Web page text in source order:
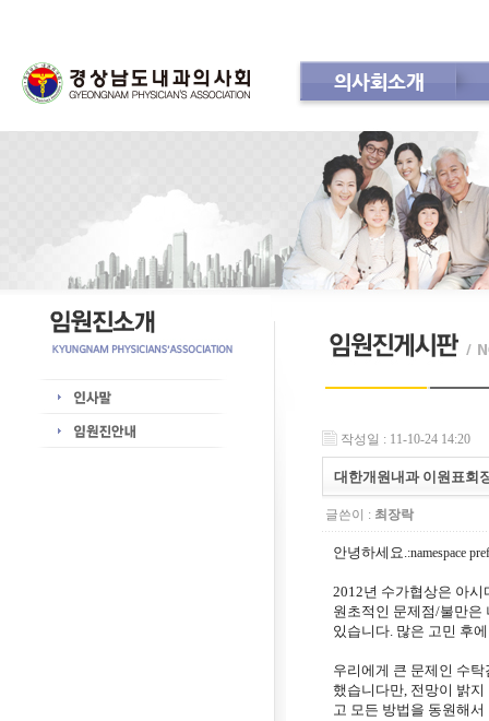
의사회소개
작성일 : 11-10-24 14:20
대한개원내과 이원표회
글쓴이 : 최장락
안녕하세요.:namespace
2012년 수가협상은 아
원초적인 문제점/불만은
있습니다. 많은 고민 후
우리에게 큰 문제인 수
했습니다만, 전망이 밝
고 모든 방법을 동원해